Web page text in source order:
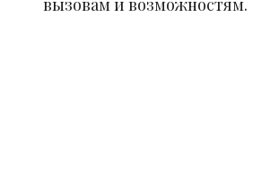
вызовам и возможностям.